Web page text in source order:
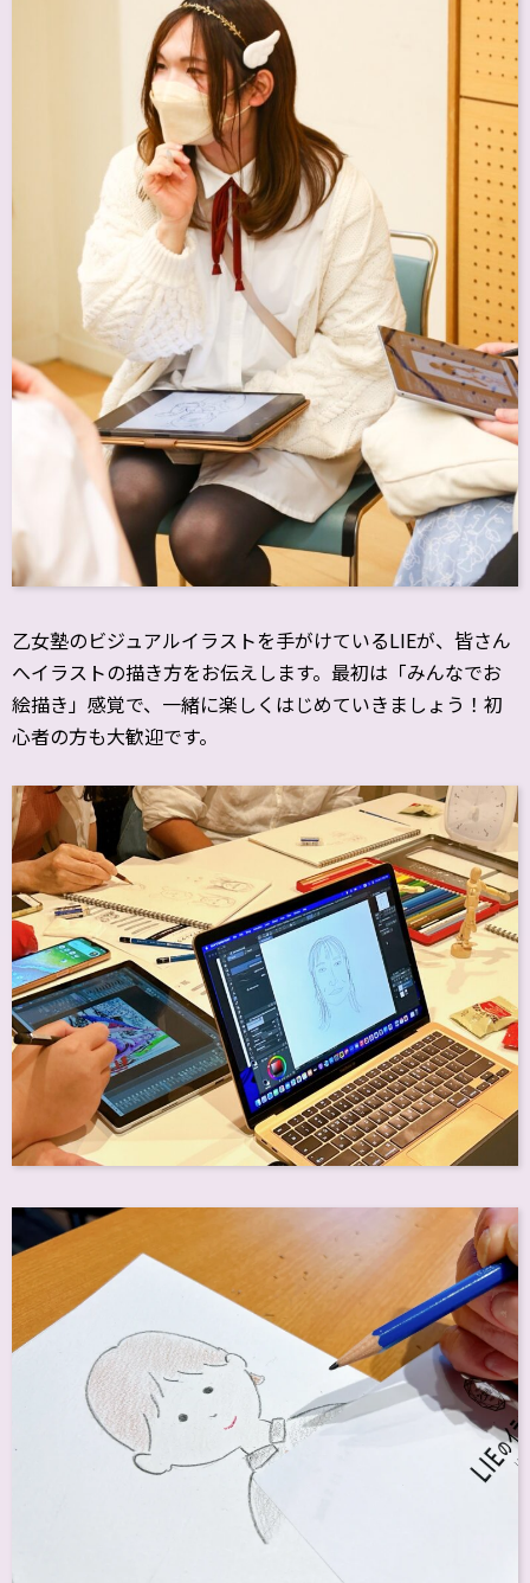
乙女塾のビジュアルイラストを手がけているLIEが、皆さん
へイラストの描き方をお伝えします。最初は「みんなでお
絵描き」感覚で、一緒に楽しくはじめていきましょう！初
心者の方も大歓迎です。